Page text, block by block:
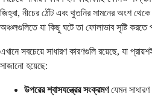
জিহ্বা, নীচের ঠোঁট এবং থুতনির সামনের অংশ
অঞ্চলগুলিতে যা কিছু ঘটে তা ফোলাভাব সৃষ্টি করতে
এখানে সবচেয়ে সাধারণ কারণগুলি রয়েছে, যা
সাজানো হয়েছে:
উপরের শ্বাসযন্ত্রের সংক্রমণযেমন সাধারণ